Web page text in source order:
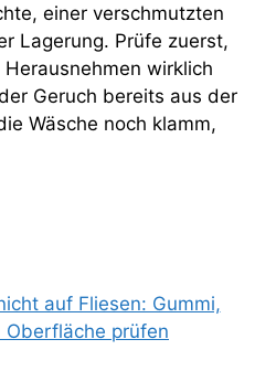
einer verschmutzten
Lagerung. Prüfe zuerst,
wirklich
Geruch bereits aus der
Wäsche noch klamm,